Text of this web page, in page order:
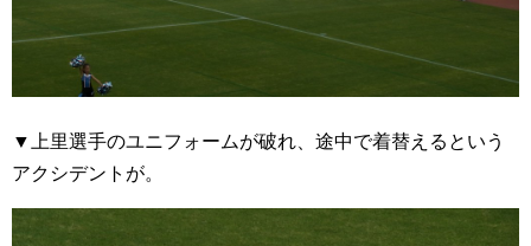
▼上里選手のユニフォームが破れ、途中で着替えるという
アクシデントが。